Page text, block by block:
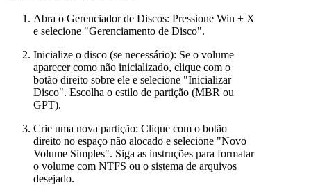
Abra o Gerenciador de Discos: Pressione Win + X
e selecione "Gerenciamento de Disco".
Inicialize o disco (se necessário): Se o volume
aparecer como não inicializado, clique com o
botão direito sobre ele e selecione "Inicializar
Disco". Escolha o estilo de partição (MBR ou
GPT).
Crie uma nova partição: Clique com o botão
direito no espaço não alocado e selecione "Novo
Volume Simples". Siga as instruções para formatar
o volume com NTFS ou o sistema de arquivos
desejado.